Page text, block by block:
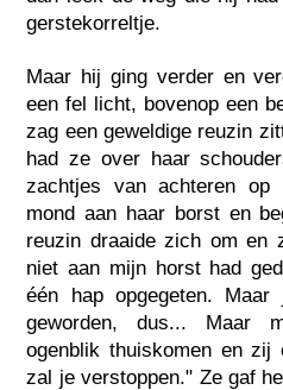
gerstekorreltje.
Maar hij ging verder en
een fel licht, bovenop een
zag een geweldige reuzin
had ze over haar
zachtjes van achteren
mond aan haar borst en
reuzin draaide zich om en
niet aan mijn horst had
één hap opgegeten.
geworden, dus... Maar
ogenblik thuiskomen en
zal je verstoppen." Ze gaf